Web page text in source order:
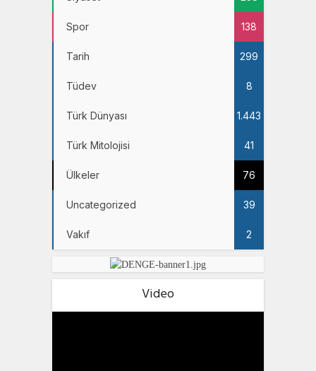
Spor 138
Tarih 299
Tüdev 8
Türk Dünyası 1.443
Türk Mitolojisi 41
Ülkeler 76
Uncategorized 39
Vakıf 2
Video